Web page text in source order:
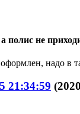
полис не
надо в
21:34:59